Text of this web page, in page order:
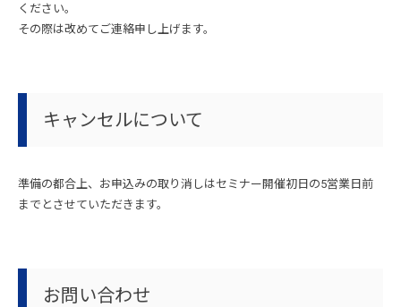
ください。
その際は改めてご連絡申し上げます。
キャンセルについて
準備の都合上、お申込みの取り消しはセミナー開催初日の5営業日前
までとさせていただきます。
お問い合わせ